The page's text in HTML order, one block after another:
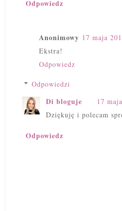
Odpowiedz
Anonimowy 17 maja
Ekstra!
Odpowiedz
Odpowiedzi
Di bloguje
17
Dziękuję i polecam
Odpowiedz